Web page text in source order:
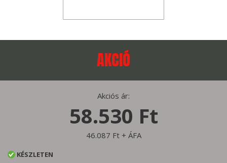
AKCIÓ
Akciós ár:
58.530 Ft
46.087 Ft + ÁFA
KÉSZLETEN